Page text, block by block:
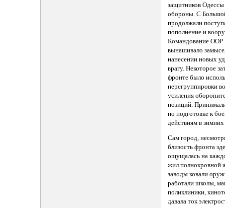
защитников Одессы
обороны. С
продолжали
пополнение и
Командование ООР
вынашивало
нанесении новых
врагу. Некоторое
фронте было
перегруппировки
усиления
позиций.
по подготовке к
действиям в
Сам город,
близость фронта
ощущалась на
жил полнокровной
заводы ковали
работали школы,
поликлиники,
давала ток